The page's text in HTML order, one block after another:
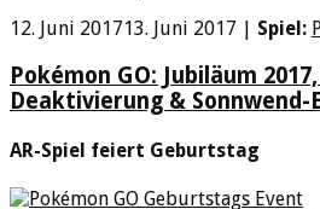
12. Juni 201713. Juni 2017 Spiel:
Pokémon GO: Jubiläum
Deaktivierung & Sonnwend-
AR-Spiel feiert Geburtstag